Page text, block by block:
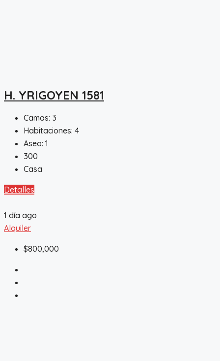
H. YRIGOYEN 1581
Camas: 3
Habitaciones: 4
Aseo: 1
300
Casa
Detalles
1 día ago
Alquiler
$800,000